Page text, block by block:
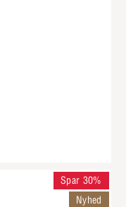
Spar 30%
Nyhed